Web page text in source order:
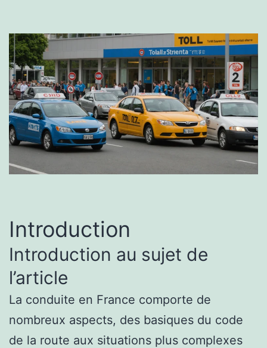
Introduction
Introduction au sujet de
l’article
La conduite en France comporte de
nombreux aspects, des basiques du code
de la route aux situations plus complexes